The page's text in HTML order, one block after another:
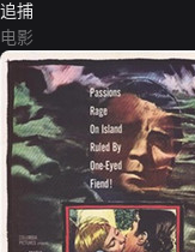
追捕
电影